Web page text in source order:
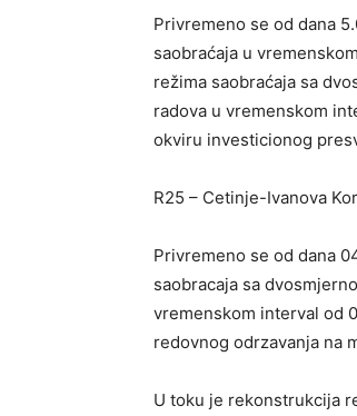
Privremeno se od dana
saobraćaja u
režima saobraćaja sa
radova u vremenskom
okviru investicionog
R25 – Cetinje-Ivanova
Privremeno se od dana
saobracaja sa
vremenskom interval od
redovnog odrzavanja na
U toku je rekonstrukcija